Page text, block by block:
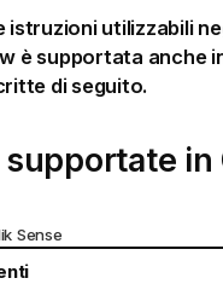
istruzioni utilizzabili
è supportata anche
di seguito.
in
Sense